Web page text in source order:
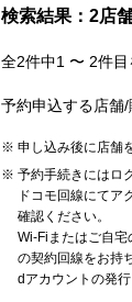
検索結果：2店
全2件中1 〜 2件
予約申込する店舗/
申し込み後に店舗
予約手続きにはロ
ドコモ回線にてア
確認ください。
Wi-Fiまたはご自
の契約回線をお持
dアカウントの発行